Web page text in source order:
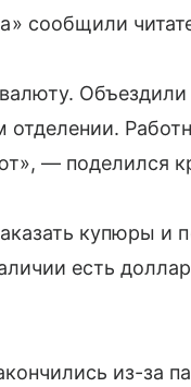
сообщили
— поделился
купюры и
есть
из-за